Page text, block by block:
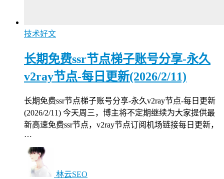
技术好文
长期免费ssr节点梯子账号分享-永久
v2ray节点-每日更新(2026/2/11)
长期免费ssr节点梯子账号分享-永久v2ray节点-每日更新
(2026/2/11) 今天周三，博主将不定期继续为大家提供最
新高速免费ssr节点，v2ray节点订阅机场链接每日更新，
…
林云SEO